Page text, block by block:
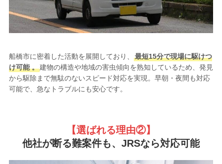
船橋市に密着した活動を展開しており、
最短15分で現場に駆けつ
け可能 。建物の構造や地域の害虫傾向を熟知しているため、発見
から駆除まで無駄のないスピード対応を実現。早朝・夜間も対応
可能で、急なトラブルにも安心です。
【選ばれる理由②】
他社が断る難案件も、JRSなら対応可能